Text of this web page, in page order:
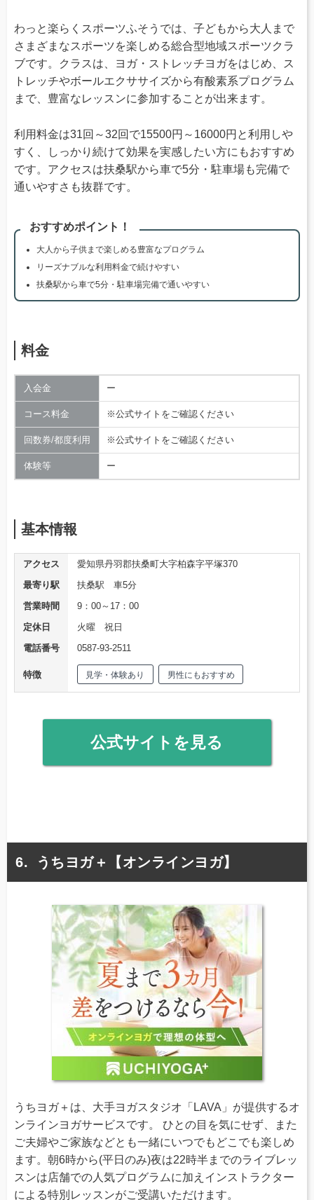
わっと楽らくスポーツふそうでは、子どもから大人まで
さまざまなスポーツを楽しめる総合型地域スポーツクラ
ブです。クラスは、ヨガ・ストレッチヨガをはじめ、ス
トレッチやボールエクササイズから有酸素系プログラム
まで、豊富なレッスンに参加することが出来ます。
利用料金は31回～32回で15500円～16000円と利用しや
すく、しっかり続けて効果を実感したい方にもおすすめ
です。アクセスは扶桑駅から車で5分・駐車場も完備で
通いやすさも抜群です。
おすすめポイント！
大人から子供まで楽しめる豊富なプログラム
リーズナブルな利用料金で続けやすい
扶桑駅から車で5分・駐車場完備で通いやすい
料金
入会金 ー
コース料金 ※公式サイトをご確認ください
回数券/都度利用 ※公式サイトをご確認ください
体験等 ー
基本情報
アクセス
愛知県丹羽郡扶桑町大字柏森字平塚370
最寄り駅
扶桑駅 車5分
営業時間
9：00～17：00
定休日
火曜 祝日
電話番号
0587-93-2511
特徴 見学・体験あり 男性にもおすすめ
公式サイトを見る
うちヨガ＋【オンラインヨガ】
うちヨガ＋は、大手ヨガスタジオ「LAVA」が提供するオ
ンラインヨガサービスです。 ひとの目を気にせず、また
ご夫婦やご家族などとも一緒にいつでもどこでも楽しめ
ます。朝6時から(平日のみ)夜は22時半までのライブレッ
スンは店舗での人気プログラムに加えインストラクター
による特別レッスンがご受講いただけます。